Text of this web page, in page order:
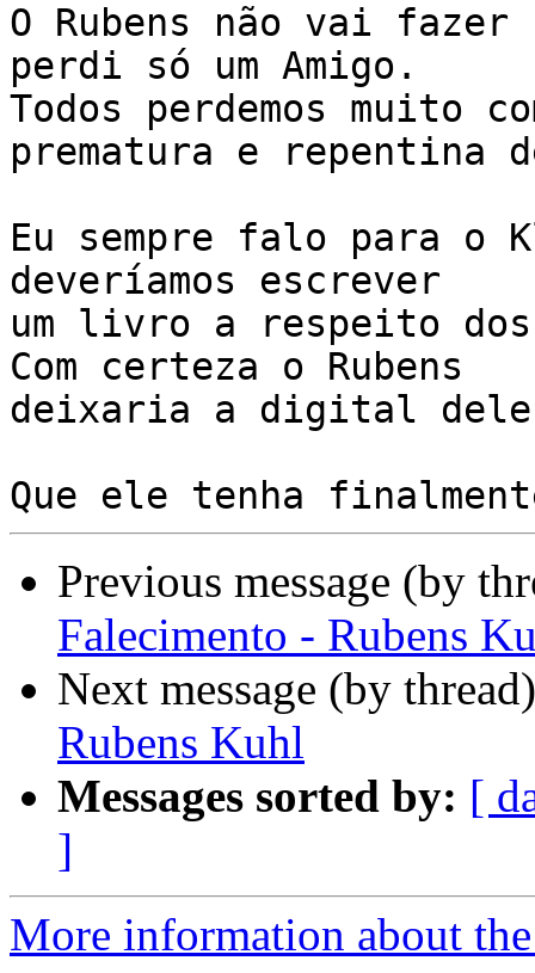
O Rubens não vai
perdi só um Amigo.
Todos perdemos muito
prematura e repentina
Eu sempre falo para o
deveríamos escrever
um livro a respeito
Com certeza o Rubens
deixaria a digital dele
Previous message (by
Falecimento - Rubens
Next message (by
Rubens Kuhl
Messages sorted by: [
]
More information about